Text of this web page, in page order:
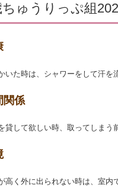
ちゅうりっぷ組
いた時は、シャワーをして汗を
関係
貸して欲しい時、取ってしまう
高く外に出られない時は、室内